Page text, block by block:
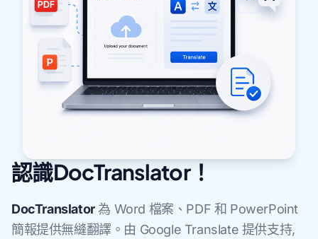
認識DocTranslator！
DocTranslator為 Word 檔案、PDF 和 PowerPoint
簡報提供無縫翻譯。由 Google Translate 提供支持,